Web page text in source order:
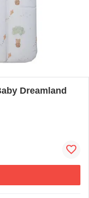
Dreamland